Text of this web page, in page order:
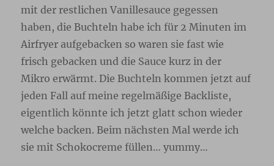
mit der restlichen Vanillesauce gegessen
haben, die Buchteln habe ich für 2 Minuten im
Airfryer aufgebacken so waren sie fast wie
frisch gebacken und die Sauce kurz in der
Mikro erwärmt. Die Buchteln kommen jetzt auf
jeden Fall auf meine regelmäßige Backliste,
eigentlich könnte ich jetzt glatt schon wieder
welche backen. Beim nächsten Mal werde ich
sie mit Schokocreme füllen… yummy…